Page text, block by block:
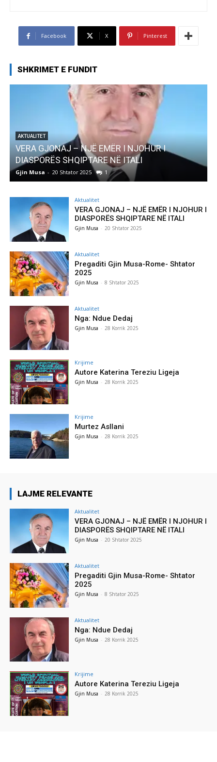
Facebook X Pinterest
SHKRIMET E FUNDIT
EMËR I NJOHUR I
NË ITALI
1
AKTUALITET
Pregaditi Gjin Musa-
Gjin Musa
Aktualitet
VERA GJONAJ – NJË EMËR I NJOHUR I
DIASPORËS SHQIPTARE NË ITALI
Gjin Musa - 20 Shtator 2025
Aktualitet
Pregaditi Gjin Musa-Rome- Shtator
2025
Gjin Musa - 8 Shtator 2025
Aktualitet
Nga: Ndue Dedaj
Gjin Musa - 28 Korrik 2025
Krijime
Autore Katerina Tereziu Ligeja
Gjin Musa - 28 Korrik 2025
Krijime
Murtez Asllani
Gjin Musa - 28 Korrik 2025
LAJME RELEVANTE
Aktualitet
VERA GJONAJ – NJË EMËR I NJOHUR I
DIASPORËS SHQIPTARE NË ITALI
Gjin Musa - 20 Shtator 2025
Aktualitet
Pregaditi Gjin Musa-Rome- Shtator
2025
Gjin Musa - 8 Shtator 2025
Aktualitet
Nga: Ndue Dedaj
Gjin Musa - 28 Korrik 2025
Krijime
Autore Katerina Tereziu Ligeja
Gjin Musa - 28 Korrik 2025